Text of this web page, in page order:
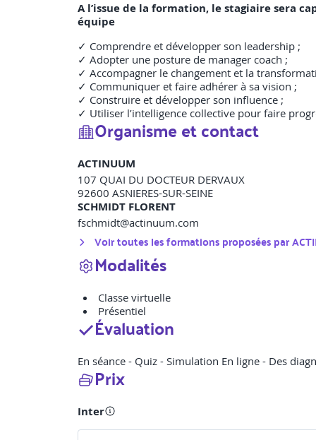
A l’issue de la formation, le stagiaire sera
équipe
✓ Comprendre et développer son leadership ;
✓ Adopter une posture de manager coach ;
✓ Accompagner le changement et la
✓ Communiquer et faire adhérer à sa vision ;
✓ Construire et développer son influence ;
✓ Utiliser l’intelligence collective pour faire
Organisme et contact
ACTINUUM
107 QUAI DU DOCTEUR DERVAUX
92600 ASNIERES-SUR-SEINE
SCHMIDT FLORENT
fschmidt@actinuum.com
Voir toutes les formations proposées par
Modalités
Classe virtuelle
Présentiel
Évaluation
En séance - Quiz - Simulation En ligne - Des
Prix
Inter